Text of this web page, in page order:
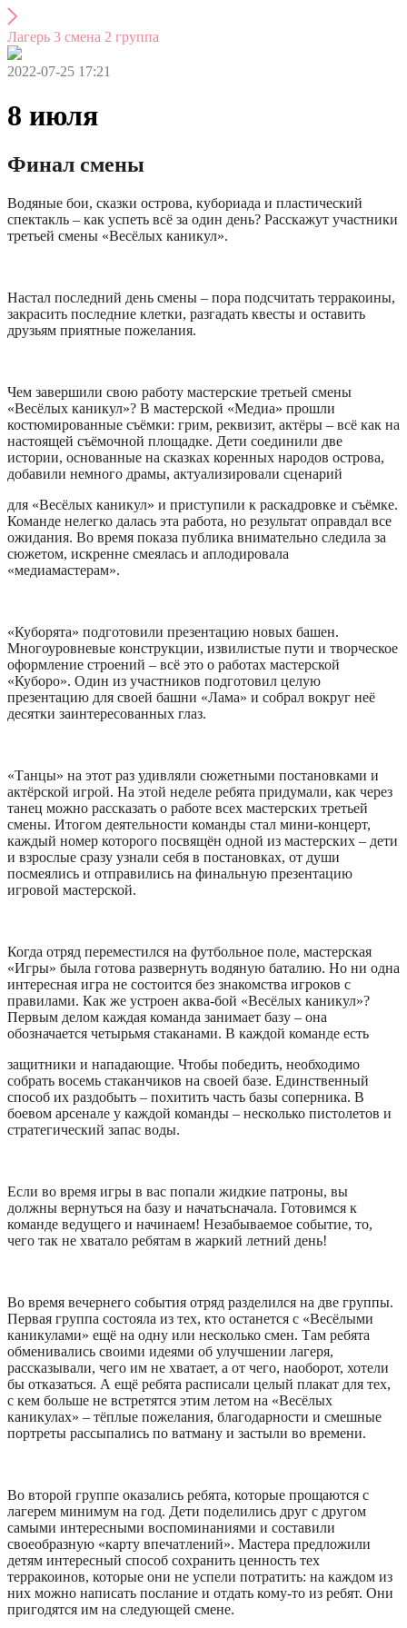
Лагерь 3 смена 2 группа
2022-07-25 17:21
8 июля
Финал смены
Водяные бои, сказки острова, кубориада и пластический
спектакль – как успеть всё за один день? Расскажут участники
третьей смены «Весёлых каникул».
Настал последний день смены – пора подсчитать терракоины,
закрасить последние клетки, разгадать квесты и оставить
друзьям приятные пожелания.
Чем завершили свою работу мастерские третьей смены
«Весёлых каникул»? В мастерской «Медиа» прошли
костюмированные съёмки: грим, реквизит, актёры – всё как на
настоящей съёмочной площадке. Дети соединили две
истории, основанные на сказках коренных народов острова,
добавили немного драмы, актуализировали сценарий
для «Весёлых каникул» и приступили к раскадровке и съёмке.
Команде нелегко далась эта работа, но результат оправдал все
ожидания. Во время показа публика внимательно следила за
сюжетом, искренне смеялась и аплодировала
«медиамастерам».
«Куборята» подготовили презентацию новых башен.
Многоуровневые конструкции, извилистые пути и творческое
оформление строений – всё это о работах мастерской
«Куборо». Один из участников подготовил целую
презентацию для своей башни «Лама» и собрал вокруг неё
десятки заинтересованных глаз.
«Танцы» на этот раз удивляли сюжетными постановками и
актёрской игрой. На этой неделе ребята придумали, как через
танец можно рассказать о работе всех мастерских третьей
смены. Итогом деятельности команды стал мини-концерт,
каждый номер которого посвящён одной из мастерских – дети
и взрослые сразу узнали себя в постановках, от души
посмеялись и отправились на финальную презентацию
игровой мастерской.
Когда отряд переместился на футбольное поле, мастерская
«Игры» была готова развернуть водяную баталию. Но ни одна
интересная игра не состоится без знакомства игроков с
правилами. Как же устроен аква-бой «Весёлых каникул»?
Первым делом каждая команда занимает базу – она
обозначается четырьмя стаканами. В каждой команде есть
защитники и нападающие. Чтобы победить, необходимо
собрать восемь стаканчиков на своей базе. Единственный
способ их раздобыть – похитить часть базы соперника. В
боевом арсенале у каждой команды – несколько пистолетов и
стратегический запас воды.
Если во время игры в вас попали жидкие патроны, вы
должны вернуться на базу и начатьсначала. Готовимся к
команде ведущего и начинаем! Незабываемое событие, то,
чего так не хватало ребятам в жаркий летний день!
Во время вечернего события отряд разделился на две группы.
Первая группа состояла из тех, кто останется с «Весёлыми
каникулами» ещё на одну или несколько смен. Там ребята
обменивались своими идеями об улучшении лагеря,
рассказывали, чего им не хватает, а от чего, наоборот, хотели
бы отказаться. А ещё ребята расписали целый плакат для тех,
с кем больше не встретятся этим летом на «Весёлых
каникулах» – тёплые пожелания, благодарности и смешные
портреты рассыпались по ватману и застыли во времени.
Во второй группе оказались ребята, которые прощаются с
лагерем минимум на год. Дети поделились друг с другом
самыми интересными воспоминаниями и составили
своеобразную «карту впечатлений». Мастера предложили
детям интересный способ сохранить ценность тех
терракоинов, которые они не успели потратить: на каждом из
них можно написать послание и отдать кому-то из ребят. Они
пригодятся им на следующей смене.